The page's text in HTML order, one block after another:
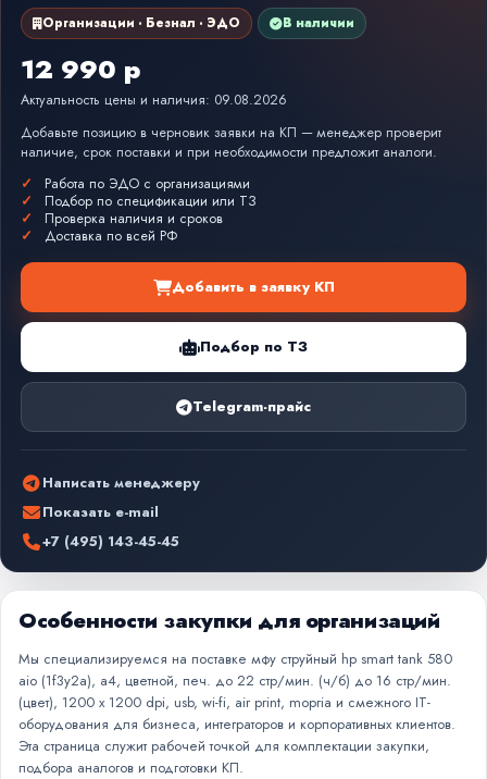
Организации · Безнал · ЭДО В наличии
12 990 р
Актуальность цены и наличия: 09.08.2026
Добавьте позицию в черновик заявки на КП — менеджер проверит
наличие, срок поставки и при необходимости предложит аналоги.
Работа по ЭДО с организациями
Подбор по спецификации или ТЗ
Проверка наличия и сроков
Доставка по всей РФ
Добавить в заявку КП
Подбор по ТЗ
Telegram-прайс
Написать менеджеру
Показать e-mail
+7 (495) 143-45-45
Особенности закупки для организаций
Мы специализируемся на поставке мфу струйный hp smart tank 580
aio (1f3y2a), a4, цветной, печ. до 22 стр/мин. (ч/б) до 16 стр/мин.
(цвет), 1200 x 1200 dpi, usb, wi-fi, air print, mopria и смежного IT-
оборудования для бизнеса, интеграторов и корпоративных клиентов.
Эта страница служит рабочей точкой для комплектации закупки,
подбора аналогов и подготовки КП.